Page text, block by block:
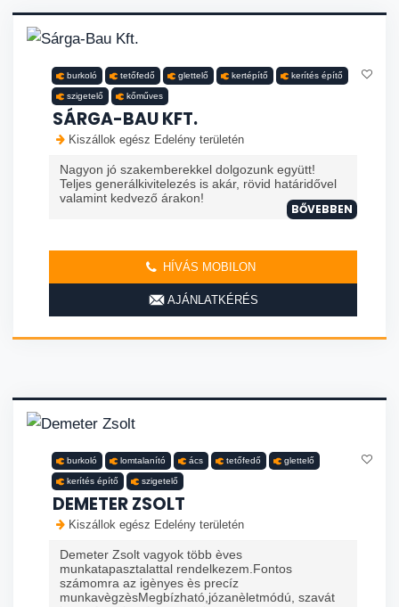
burkoló tetőfedő glettelő kertépítő kerítés építő
szigetelő kőműves
SÁRGA-BAU KFT.
Kiszállok egész Edelény területén
Nagyon jó szakemberekkel dolgozunk együtt!
Teljes generálkivitelezés is akár, rövid határidővel
valamint kedvező árakon!
BŐVEBBEN
HÍVÁS MOBILON
AJÁNLATKÉRÉS
burkoló lomtalanító ács tetőfedő glettelő
kerítés építő szigetelő
DEMETER ZSOLT
Kiszállok egész Edelény területén
Demeter Zsolt vagyok több èves
munkatapasztalattal rendelkezem.Fontos
számomra az igènyes ès precíz
munkavègzèsMegbízható,józanèletmódú, szavát